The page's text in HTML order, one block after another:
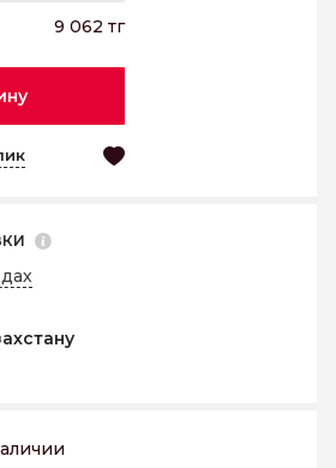
9 062 тг